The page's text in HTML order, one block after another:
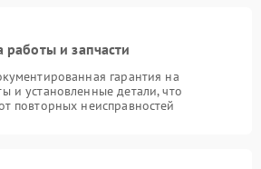
работы и запчасти
гарантия на
и установленные детали, что
повторных неисправностей